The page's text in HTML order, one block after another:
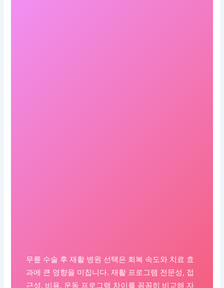
무릎 수술 후 재활 병원 선택은 회복 속도와 치료 효
과에 큰 영향을 미칩니다. 재활 프로그램 전문성, 접
근성, 비용, 운동 프로그램 차이를 꼼꼼히 비교해 자